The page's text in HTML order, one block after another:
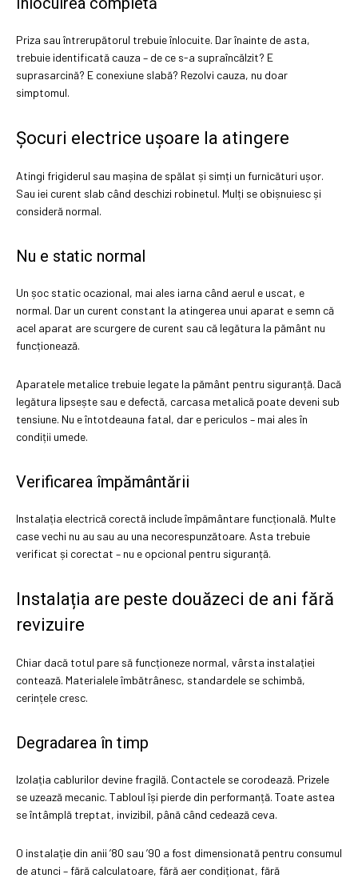
Priza sau întrerupătorul trebuie înlocuite. Dar înainte de asta,
trebuie identificată cauza – de ce s-a supraîncălzit? E
suprasarcină? E conexiune slabă? Rezolvi cauza, nu doar
simptomul.
Șocuri electrice ușoare la atingere
Atingi frigiderul sau mașina de spălat și simți un furnicături ușor.
Sau iei curent slab când deschizi robinetul. Mulți se obișnuiesc și
consideră normal.
Nu e static normal
Un șoc static ocazional, mai ales iarna când aerul e uscat, e
normal. Dar un curent constant la atingerea unui aparat e semn că
acel aparat are scurgere de curent sau că legătura la pământ nu
funcționează.
Aparatele metalice trebuie legate la pământ pentru siguranță. Dacă
legătura lipsește sau e defectă, carcasa metalică poate deveni sub
tensiune. Nu e întotdeauna fatal, dar e periculos – mai ales în
condiții umede.
Verificarea împământării
Instalația electrică corectă include împământare funcțională. Multe
case vechi nu au sau au una necorespunzătoare. Asta trebuie
verificat și corectat – nu e opcional pentru siguranță.
Instalația are peste douăzeci de ani fără
revizuire
Chiar dacă totul pare să funcționeze normal, vârsta instalației
contează. Materialele îmbătrânesc, standardele se schimbă,
cerințele cresc.
Degradarea în timp
Izolația cablurilor devine fragilă. Contactele se corodează. Prizele
se uzează mecanic. Tabloul își pierde din performanță. Toate astea
se întâmplă treptat, invizibil, până când cedează ceva.
O instalație din anii ’80 sau ’90 a fost dimensionată pentru consumul
de atunci – fără calculatoare, fără aer condiționat, fără